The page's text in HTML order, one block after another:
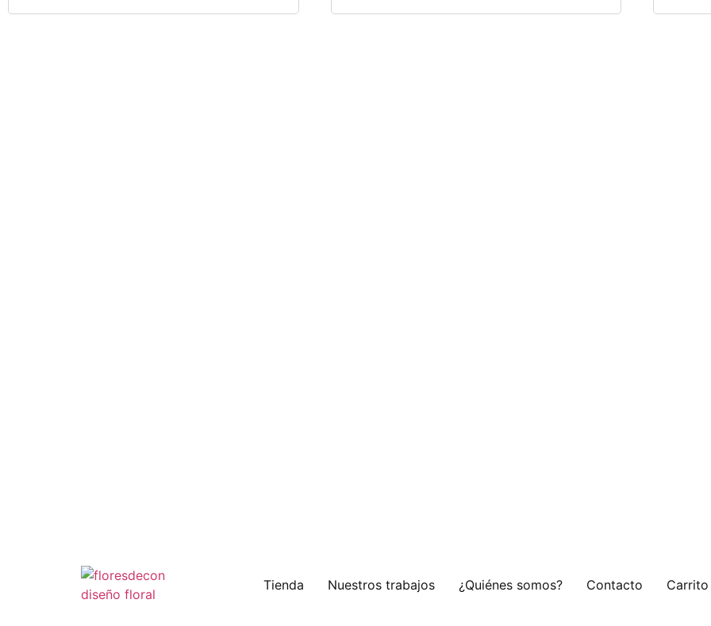
Tienda Nuestros trabajos ¿Quiénes somos? Contacto Carrito